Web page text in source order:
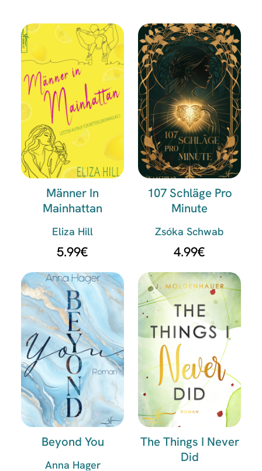
Männer In
Mainhattan
Eliza Hill
5.99€
107 Schläge Pro
Minute
Zsóka Schwab
4.99€
Beyond You
Anna Hager
The Things I Never
Did